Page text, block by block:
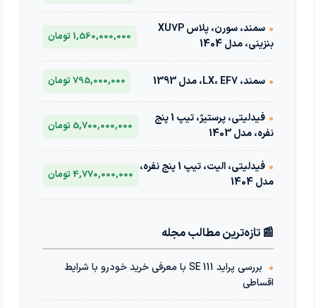
•
سمند، سورن، پلاس XU7P
بنزینی، مدل 1404
1,560,000,000 تومان
• سمند، LX، EF7، مدل 1393 795,000,000 تومان
•
فیدلیتی، پرستیژ، تیپ 1 پنج
نفره، مدل 1403
5,700,000,000 تومان
•
فیدلیتی، الیت، تیپ 1 پنج نفره،
مدل 1404
4,770,000,000 تومان
📰 تازه‌ترین مطالب مجله
•
بررسی پراید 111 SE با معرفی خرید خودرو با شرایط
اقساطی